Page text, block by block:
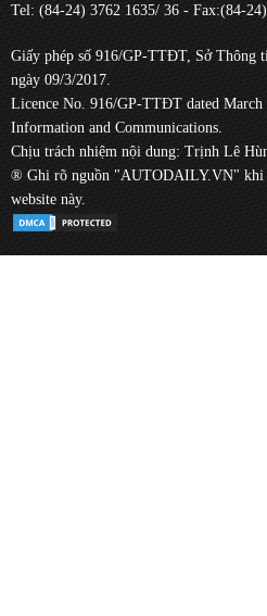
Tel: (84-24) 3762 1635/ 36 - Fax:(84-24)
Giấy phép số 916/GP-TTĐT, Sở Thông
ngày 09/3/2017.
Licence No. 916/GP-TTĐT dated
Information and Communications.
Chịu trách nhiệm nội dung: Trịnh Lê
® Ghi rõ nguồn "AUTODAILY.VN" khi
website này.